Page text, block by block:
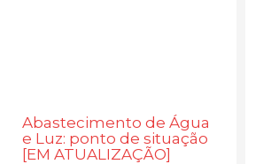
Abastecimento de Água
e Luz: ponto de situação
[EM ATUALIZAÇÃO]